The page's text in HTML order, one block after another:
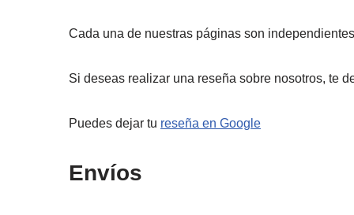
Cada una de nuestras páginas son
Si deseas realizar una reseña sobre nosotros, te
Puedes dejar tu reseña en Google
Envíos